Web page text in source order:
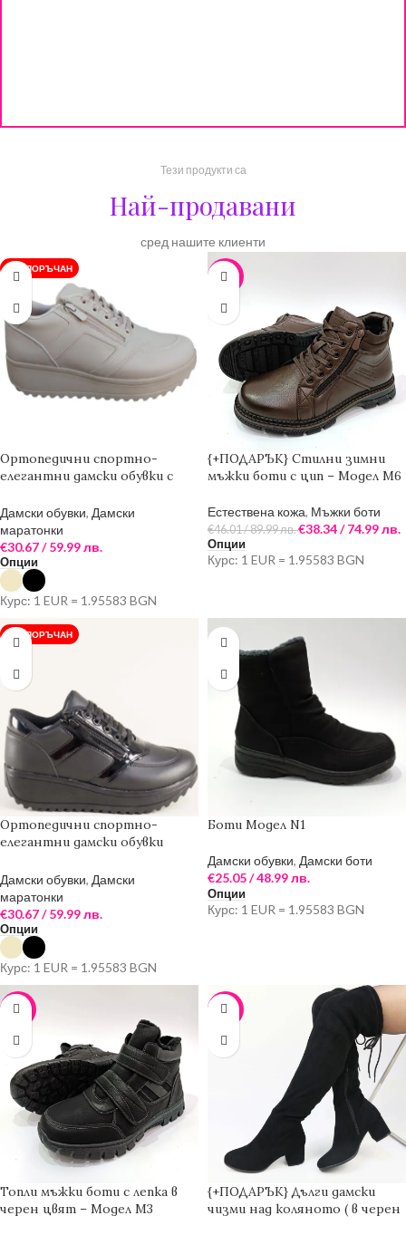
Тези продукти са
Най-продавани
сред нашите клиенти
ПРЕПОРЪЧАН
Ортопедични спортно-
елегантни дамски обувки с
Дамски обувки, Дамски
маратонки
€30.67/ 59.99 лв.
Опции
Курс: 1 EUR = 1.95583 BGN
-17%
{+ПОДАРЪК} Стилни зимни
мъжки боти с цип – Модел М6
Естествена кожа, Мъжки боти
€46.01/ 89.99 лв.€38.34/ 74.99 лв.
Опции
Курс: 1 EUR = 1.95583 BGN
ПРЕПОРЪЧАН
Ортопедични спортно-
елегантни дамски обувки
цвят – Модел SP1
Дамски обувки, Дамски
маратонки
€30.67/ 59.99 лв.
Опции
Курс: 1 EUR = 1.95583 BGN
Боти Модел N1
Дамски обувки, Дамски боти
€25.05/ 48.99 лв.
Опции
Курс: 1 EUR = 1.95583 BGN
Топли мъжки боти с лепка в
черен цвят – Модел М3
{+ПОДАРЪК} Дълги дамски
чизми над коляното ( в черен